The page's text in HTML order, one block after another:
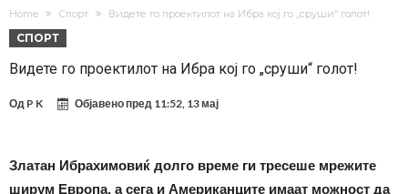
Home Спорт Видете го проектилот на Ибра кој го „сруши“ голот!
СПОРТ
Видете го проектилот на Ибра кој го „сруши“ голот!
Од P K Објавено пред 11:52, 13 мај
Златан Ибрахимовиќ долго време ги тресеше мрежите
ширум Европа, а сега и Американците имаат можност да